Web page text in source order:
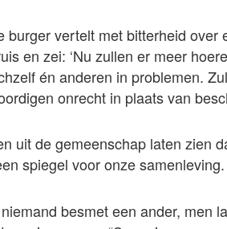
burger vertelt met bitterheid
en zei: ‘Nu zullen er meer
én anderen in problemen.
onrecht in plaats van
uit de gemeenschap laten zien
spiegel voor onze samenleving.
besmet een ander, men